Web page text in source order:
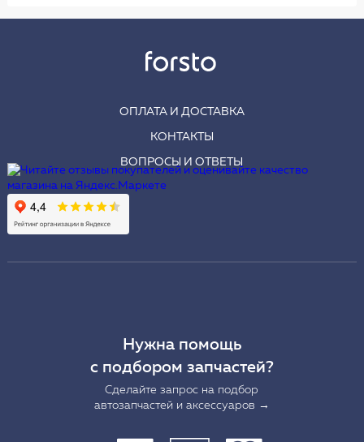
ОПЛАТА И ДОСТАВКА
КОНТАКТЫ
ВОПРОСЫ И ОТВЕТЫ
Нужна помощь
с подбором запчастей?
Сделайте запрос на подбор
автозапчастей и аксессуаров →